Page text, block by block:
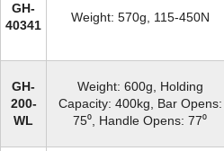
GH-
40341
Weight: 570g, 115-450N
GH-
200-
WL
Weight: 600g, Holding
Capacity: 400kg, Bar Opens:
75⁰, Handle Opens: 77⁰